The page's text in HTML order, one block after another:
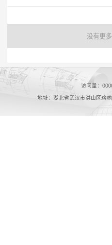
没有更
访问量：
地址：湖北省武汉市洪山区珞